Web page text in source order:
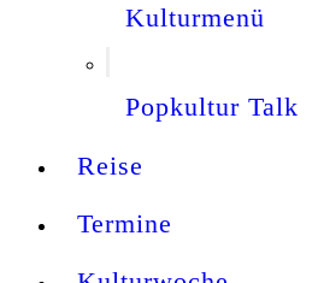
Kulturmenü
Popkultur Talk
Reise
Termine